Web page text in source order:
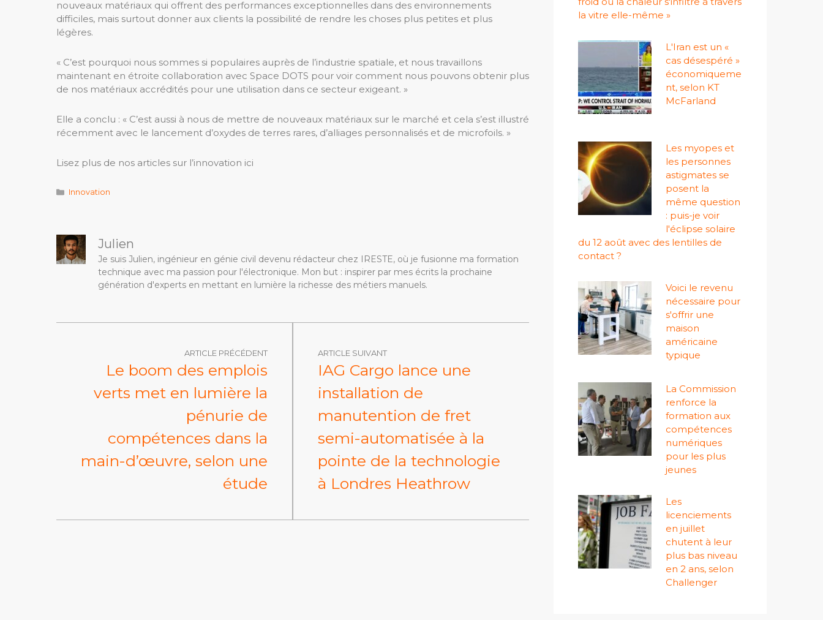
nouveaux matériaux qui offrent des performances exceptionnelles dans des environnements
difficiles, mais surtout donner aux clients la possibilité de rendre les choses plus petites et plus
légères.
« C’est pourquoi nous sommes si populaires auprès de l’industrie spatiale, et nous travaillons
maintenant en étroite collaboration avec Space DOTS pour voir comment nous pouvons obtenir plus
de nos matériaux accrédités pour une utilisation dans ce secteur exigeant. »
Elle a conclu : « C’est aussi à nous de mettre de nouveaux matériaux sur le marché et cela s’est illustré
récemment avec le lancement d’oxydes de terres rares, d’alliages personnalisés et de microfoils. »
Lisez plus de nos articles sur l’innovation ici
Catégories
Innovation
Julien
Je suis Julien, ingénieur en génie civil devenu rédacteur chez IRESTE, où je fusionne ma formation
technique avec ma passion pour l'électronique. Mon but : inspirer par mes écrits la prochaine
génération d'experts en mettant en lumière la richesse des métiers manuels.
ARTICLE PRÉCÉDENT
Le boom des emplois
verts met en lumière la
pénurie de
compétences dans la
main-d’œuvre, selon une
étude
ARTICLE SUIVANT
IAG Cargo lance une
installation de
manutention de fret
semi-automatisée à la
pointe de la technologie
à Londres Heathrow
la vitre elle-même »
L'Iran est un «
cas désespéré »
économiqueme
nt, selon KT
McFarland
Les myopes et
les personnes
astigmates se
posent la
même question
: puis-je voir
l'éclipse solaire
du 12 août avec des lentilles de
contact ?
Voici le revenu
nécessaire pour
s'offrir une
maison
américaine
typique
La Commission
renforce la
formation aux
compétences
numériques
pour les plus
jeunes
Les
licenciements
en juillet
chutent à leur
plus bas niveau
en 2 ans, selon
Challenger